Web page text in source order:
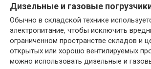
Дизельные и газовые
Обычно в складской технике
электропитание, чтобы исключить
ограниченном пространстве складов и
открытых или хорошо вентилируемых
можно использовать дизельные и